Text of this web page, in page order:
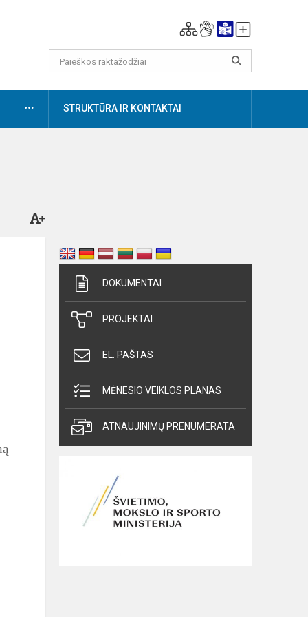
DAUGIAUSTRUKTŪRA IR KONTAKTAI
DOKUMENTAI
PROJEKTAI
EL. PAŠTAS
MĖNESIO VEIKLOS PLANAS
ATNAUJINIMŲ PRENUMERATA